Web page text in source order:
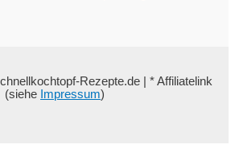
Rezepte.de | * Affiliatelink
(siehe Impressum)